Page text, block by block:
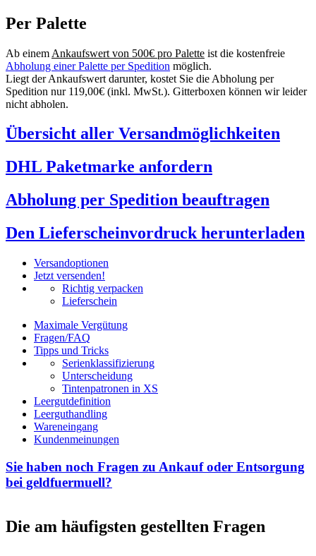
Per Palette
Ab einem Ankaufswert von 500€ pro Palette ist die kostenfreie
Abholung einer Palette per Spedition möglich.
Liegt der Ankaufswert darunter, kostet Sie die Abholung per
Spedition nur 119,00€ (inkl. MwSt.). Gitterboxen können wir leider
nicht abholen.
Übersicht aller Versandmöglichkeiten
DHL Paketmarke anfordern
Abholung per Spedition beauftragen
Den Lieferscheinvordruck herunterladen
Versandoptionen
Jetzt versenden!
Richtig verpacken
Lieferschein
Maximale Vergütung
Fragen/FAQ
Tipps und Tricks
Serienklassifizierung
Unterscheidung
Tintenpatronen in XS
Leergutdefinition
Leerguthandling
Wareneingang
Kundenmeinungen
Sie haben noch Fragen zu Ankauf oder Entsorgung
bei geldfuermuell?
Die am häufigsten gestellten Fragen